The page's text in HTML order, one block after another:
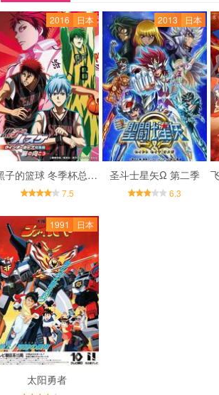
2016 日本
黑子的篮球 冬季杯总集篇 ～门的另一侧～
7.5
2013 日本
圣斗士星矢Ω 第二季
6.3
1991 日本
太阳勇者